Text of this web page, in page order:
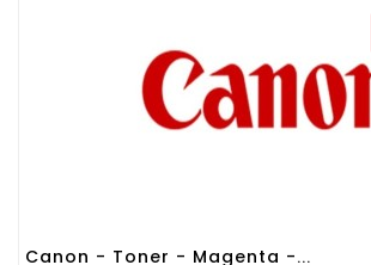
Canon - Toner - Magenta -...